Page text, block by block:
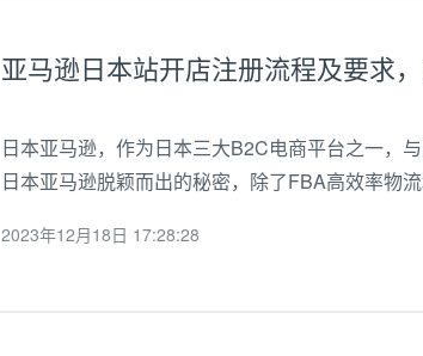
亚马逊日本站开店注册流程及要求
日本亚马逊，作为日本三大B2C电商平台之一，
日本亚马逊脱颖而出的秘密，除了FBA高效率物
逊开放全球开店以来，针对中国卖家的日...
2023年12月18日 17:28:28